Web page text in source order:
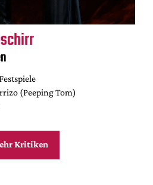
(Peeping Tom)
Kritiken